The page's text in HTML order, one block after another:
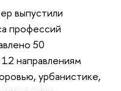
выпустили
профессий
50
направлениям
урбанистике,